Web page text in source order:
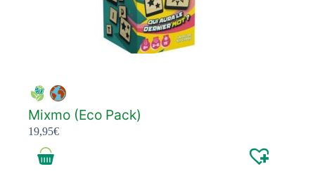
Mixmo (Eco Pack)
19,95€